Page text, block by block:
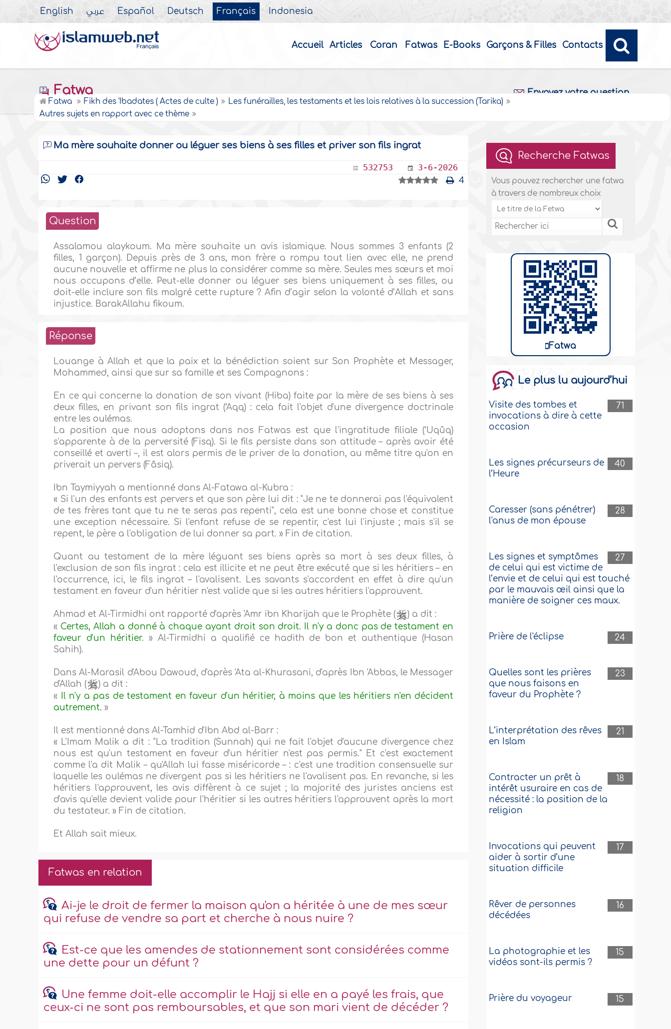
English عربي Español Deutsch Français Indonesia
Accueil Articles Coran Fatwas E-Books Garçons & Filles Contacts
Fatwa Envoyez votre question
Fatwa Fikh des 'Ibadates ( Actes de culte )
Les funérailles, les testaments et les lois relatives à la succession (Tarika)
Autres sujets en rapport avec ce thème
Ma mère souhaite donner ou léguer ses biens à ses filles et priver son fils ingrat
532753 3-6-2026
4
Question
Assalamou alaykoum. Ma mère souhaite un avis islamique. Nous sommes 3 enfants (2
filles, 1 garçon). Depuis près de 3 ans, mon frère a rompu tout lien avec elle, ne prend
aucune nouvelle et affirme ne plus la considérer comme sa mère. Seules mes sœurs et moi
nous occupons d’elle. Peut-elle donner ou léguer ses biens uniquement à ses filles, ou
doit-elle inclure son fils malgré cette rupture ? Afin d’agir selon la volonté d’Allah et sans
injustice. BarakAllahu fikoum.
Réponse
Louange à Allah et que la paix et la bénédiction soient sur Son Prophète et Messager,
Mohammed, ainsi que sur sa famille et ses Compagnons :
En ce qui concerne la donation de son vivant (Hiba) faite par la mère de ses biens à ses
deux filles, en privant son fils ingrat (‘Aqq) : cela fait l'objet d'une divergence doctrinale
entre les oulémas.
La position que nous adoptons dans nos Fatwas est que l'ingratitude filiale (‘Uqûq)
s'apparente à de la perversité (Fisq). Si le fils persiste dans son attitude – après avoir été
conseillé et averti –, il est alors permis de le priver de la donation, au même titre qu'on en
priverait un pervers (Fâsiq).
Ibn Taymiyyah a mentionné dans Al-Fatawa al-Kubra :
« Si l'un des enfants est pervers et que son père lui dit : "Je ne te donnerai pas l'équivalent
de tes frères tant que tu ne te seras pas repenti", cela est une bonne chose et constitue
une exception nécessaire. Si l'enfant refuse de se repentir, c'est lui l'injuste ; mais s'il se
repent, le père a l'obligation de lui donner sa part. » Fin de citation.
Quant au testament de la mère léguant ses biens après sa mort à ses deux filles, à
l'exclusion de son fils ingrat : cela est illicite et ne peut être exécuté que si les héritiers – en
l'occurrence, ici, le fils ingrat – l'avalisent. Les savants s'accordent en effet à dire qu'un
testament en faveur d'un héritier n'est valide que si les autres héritiers l'approuvent.
Ahmad et Al-Tirmidhi ont rapporté d'après 'Amr ibn Kharijah que le Prophète (
) a dit :
« Certes, Allah a donné à chaque ayant droit son droit. Il n'y a donc pas de testament en
faveur d'un héritier. » Al-Tirmidhi a qualifié ce hadith de bon et authentique (Hasan
Sahih).
Dans Al-Marasil d'Abou Dawoud, d'après 'Ata al-Khurasani, d'après Ibn 'Abbas, le Messager
d'Allah (
) a dit :
« Il n'y a pas de testament en faveur d'un héritier, à moins que les héritiers n'en décident
autrement. »
Il est mentionné dans Al-Tamhid d'Ibn Abd al-Barr :
« L'Imam Malik a dit : "La tradition (Sunnah) qui ne fait l'objet d'aucune divergence chez
nous est qu'un testament en faveur d'un héritier n'est pas permis." Et c'est exactement
comme l'a dit Malik – qu'Allah lui fasse miséricorde – : c'est une tradition consensuelle sur
laquelle les oulémas ne divergent pas si les héritiers ne l'avalisent pas. En revanche, si les
héritiers l'approuvent, les avis diffèrent à ce sujet ; la majorité des juristes anciens est
d'avis qu'elle devient valide pour l'héritier si les autres héritiers l'approuvent après la mort
du testateur. » Fin de citation.
Et Allah sait mieux.
Fatwas en relation
Ai-je le droit de fermer la maison qu'on a héritée à une de mes sœur
qui refuse de vendre sa part et cherche à nous nuire ?
Est-ce que les amendes de stationnement sont considérées comme
une dette pour un défunt ?
Une femme doit-elle accomplir le Hajj si elle en a payé les frais, que
ceux-ci ne sont pas remboursables, et que son mari vient de décéder ?
Recherche Fatwas
Vous pouvez rechercher une fatwa
à travers de nombreux choix
Fatwa
Le plus lu aujourd’hui
71
Visite des tombes et
invocations à dire à cette
occasion
40
Les signes précurseurs de
l’Heure
28
Caresser (sans pénétrer)
l'anus de mon épouse
27
Les signes et symptômes
de celui qui est victime de
l’envie et de celui qui est touché
par le mauvais œil ainsi que la
manière de soigner ces maux.
24
Prière de l'éclipse
23
Quelles sont les prières
que nous faisons en
faveur du Prophète ?
21
L’interprétation des rêves
en Islam
18
Contracter un prêt à
intérêt usuraire en cas de
nécessité : la position de la
religion
17
Invocations qui peuvent
aider à sortir d’une
situation difficile
16
Rêver de personnes
décédées
15
La photographie et les
vidéos sont-ils permis ?
15
Prière du voyageur